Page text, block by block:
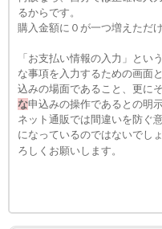
るからです。
購入金額に０が一つ増えただ
「お支払い情報の入力」とい
な事項を入力するための画面
込みの場面であること、更に
な申込みの操作であるとの明
ネット通販では間違いを防ぐ
になっているのではないでし
ろしくお願いします。